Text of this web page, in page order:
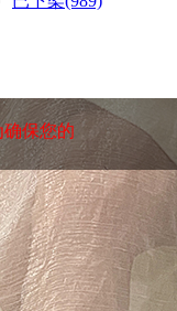
保您的